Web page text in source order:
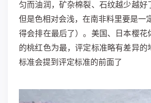
匀而油润，矿杂棉裂、石纹越少越好
但是色相对会浅，在南非料里要是一
得会排在最后了）。美国、日本樱花
的桃红色为最，评定标准略有差异的
标准会提到评定标准的前面了